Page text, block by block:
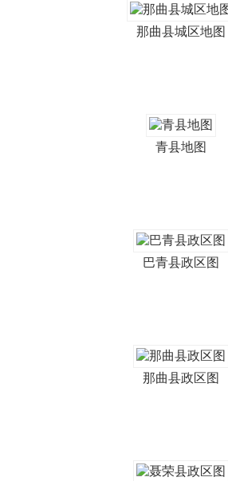
那曲县城区地图
青县地图
巴青县政区图
那曲县政区图